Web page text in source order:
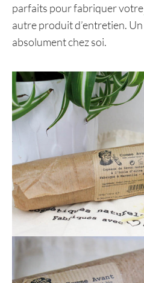
parfaits pour fabriquer votre
autre produit d’entretien. Un
absolument chez soi.